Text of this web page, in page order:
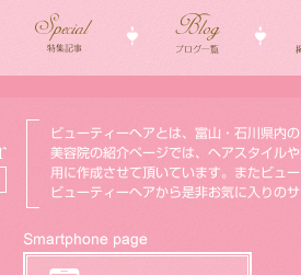
ビューティーヘアとは、富山・石川県内
美容院の紹介ページでは、ヘアスタイル
用に作成させて頂いています。またビュ
ビューティーヘアから是非お気に入りの